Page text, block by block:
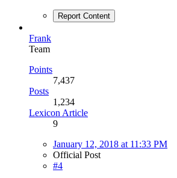
Report Content
Frank
Team
Points
7,437
Posts
1,234
Lexicon Article
9
January 12, 2018 at 11:33 PM
Official Post
#4